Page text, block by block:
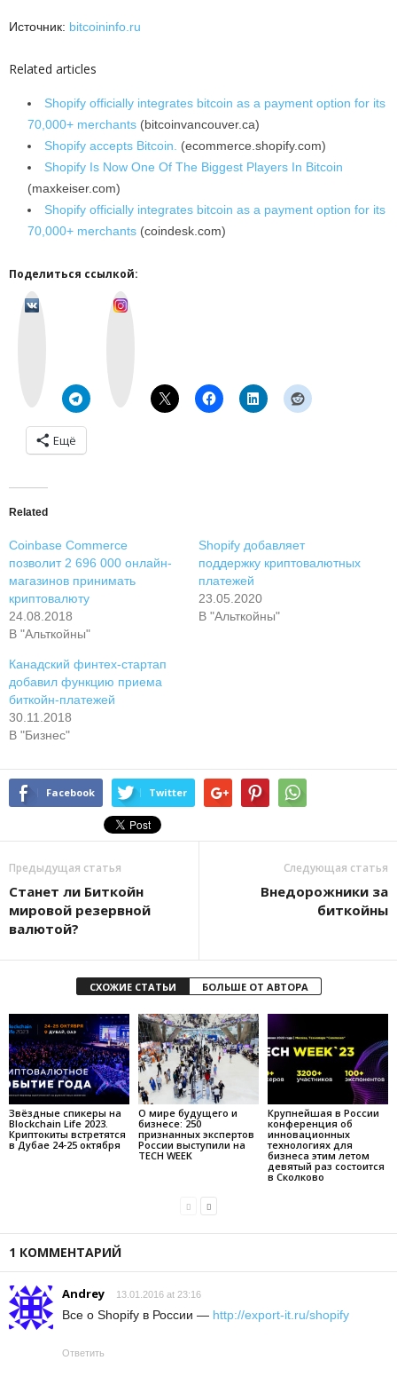
Источник: bitcoininfo.ru
Related articles
Shopify officially integrates bitcoin as a payment option for its
70,000+ merchants (bitcoinvancouver.ca)
Shopify accepts Bitcoin.
(ecommerce.shopify.com)
Shopify Is Now One Of The Biggest Players In Bitcoin
(maxkeiser.com)
Shopify officially integrates bitcoin as a payment option for its
70,000+ merchants (coindesk.com)
Поделиться ссылкой:
Ещё
Related
Coinbase Commerce
позволит 2 696 000 онлайн-
магазинов принимать
криптовалюту
24.08.2018
В "Альткойны"
Shopify добавляет
поддержку криптовалютных
платежей
23.05.2020
В "Альткойны"
Канадский финтех-стартап
добавил функцию приема
биткойн-платежей
30.11.2018
В "Бизнес"
Facebook Twitter
Предыдущая статья
Станет ли Биткойн
мировой резервной
валютой?
Следующая статья
Внедорожники за
биткойны
СХОЖИЕ СТАТЬИ БОЛЬШЕ ОТ АВТОРА
Звёздные спикеры на
Blockchain Life 2023.
Криптокиты встретятся
в Дубае 24-25 октября
О мире будущего и
бизнесе: 250
признанных экспертов
России выступили на
TECH WEEK
Крупнейшая в России
конференция об
инновационных
технологиях для
бизнеса этим летом
девятый раз состоится
в Сколково
1 КОММЕНТАРИЙ
Andrey 13.01.2016 at 23:16
Все о Shopify в России — http://export-it.ru/shopify
Ответить